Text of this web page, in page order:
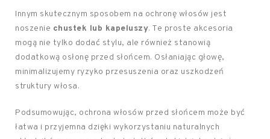
Innym skutecznym sposobem na ochronę włosów jest
noszenie chustek lub kapeluszy. Te proste akcesoria
mogą nie tylko dodać stylu, ale również stanowią
dodatkową osłonę przed słońcem. Osłaniając głowę,
minimalizujemy ryzyko przesuszenia oraz uszkodzeń
struktury włosa.
Podsumowując, ochrona włosów przed słońcem może być
łatwa i przyjemna dzięki wykorzystaniu naturalnych